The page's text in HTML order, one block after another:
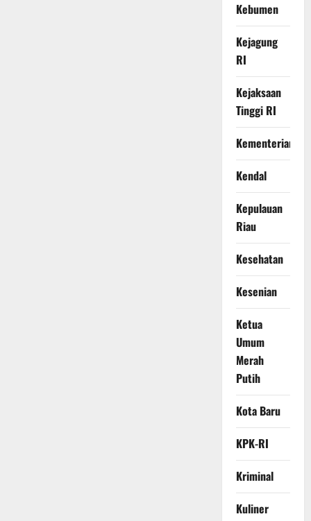
Kebumen
Kejagung
RI
Kejaksaan
Tinggi RI
Kementerian
Kendal
Kepulauan
Riau
Kesehatan
Kesenian
Ketua
Umum
Merah
Putih
Kota Baru
KPK-RI
Kriminal
Kuliner